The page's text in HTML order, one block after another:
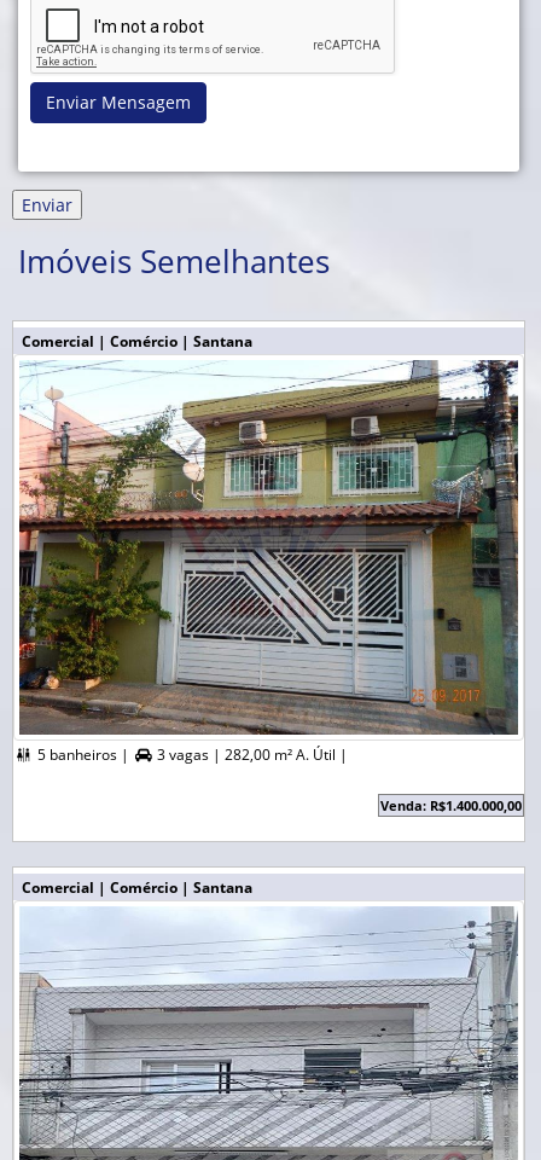
Enviar Mensagem
Imóveis Semelhantes
Comercial | Comércio | Santana
 5 banheiros |  3 vagas | 282,00 m² A. Útil |
Venda: R$1.400.000,00
Comercial | Comércio | Santana